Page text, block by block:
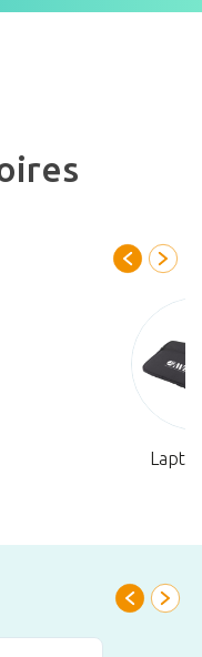
een stuk efficiënter
digitaal voorbeeld op
vrijblijvend!